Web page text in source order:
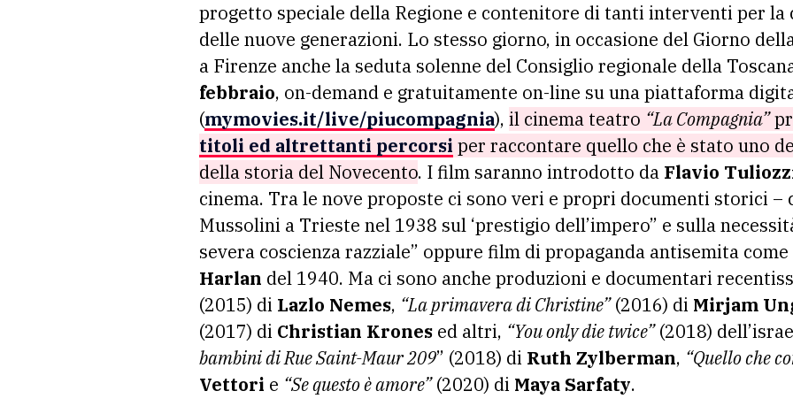
progetto speciale della Regione e contenitore di tanti interventi per la
delle nuove generazioni. Lo stesso giorno, in occasione del Giorno
a Firenze anche la seduta solenne del Consiglio regionale della
febbraio, on-demand e gratuitamente on-line su una piattaforma
(mymovies.it/live/piucompagnia), il cinema teatro “La Compagnia”
titoli ed altrettanti percorsi per raccontare quello che è stato uno
della storia del Novecento. I film saranno introdotto da Flavio
cinema. Tra le nove proposte ci sono veri e propri documenti storici –
Mussolini a Trieste nel 1938 sul ‘prestigio dell’impero” e sulla
severa coscienza razziale” oppure film di propaganda antisemita come
Harlan del 1940. Ma ci sono anche produzioni e documentari
(2015) di Lazlo Nemes, “La primavera di Christine”(2016) di Mirjam
(2017) di Christian Krones ed altri, “You only die twice”(2018)
bambini di Rue Saint-Maur 209” (2018) di Ruth Zylberman, “Quello che
Vettori e “Se questo è amore”(2020) di Maya Sarfaty.